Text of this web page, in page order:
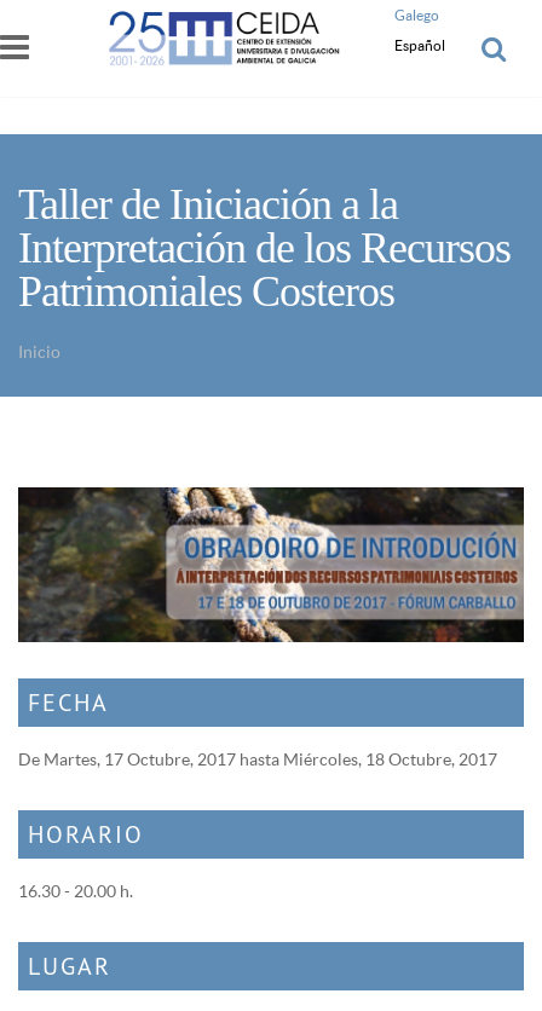
Pasar al contenido principal
Galego
Español
Taller de Iniciación a la
Interpretación de los Recursos
Patrimoniales Costeros
Inicio
FECHA
De Martes, 17 Octubre, 2017 hasta Miércoles, 18 Octubre, 2017
HORARIO
16.30 - 20.00 h.
LUGAR